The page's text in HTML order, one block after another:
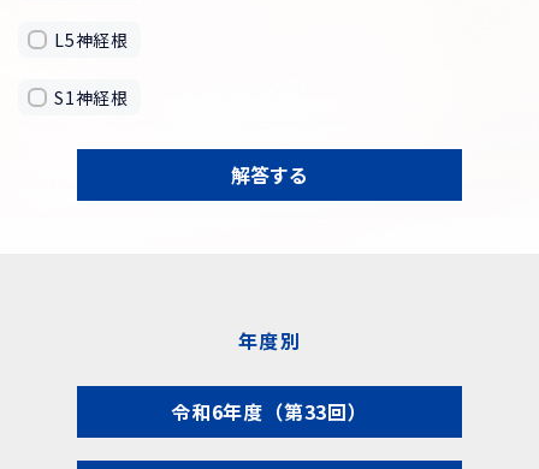
L5神経根
S1神経根
解答する
年度別
令和6年度（第33回）